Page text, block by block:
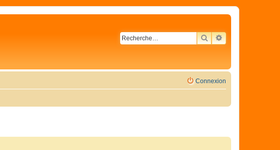
RECHERCHER
RECHERCHE
Connexion